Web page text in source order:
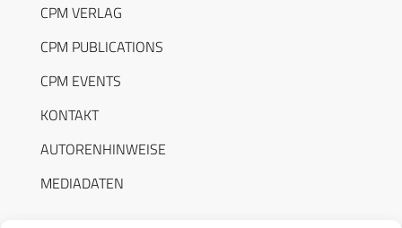
CPM VERLAG
CPM PUBLICATIONS
CPM EVENTS
KONTAKT
AUTORENHINWEISE
MEDIADATEN